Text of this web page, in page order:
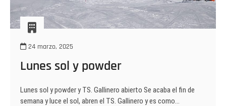
24 marzo, 2025
Lunes sol y powder
Lunes sol y powder y TS. Gallinero abierto Se acaba el fin de
semana y luce el sol, abren el TS. Gallinero y es como…